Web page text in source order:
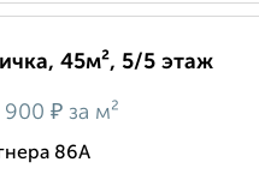
45м², 5/5 этаж
900 ₽ за м²
86А